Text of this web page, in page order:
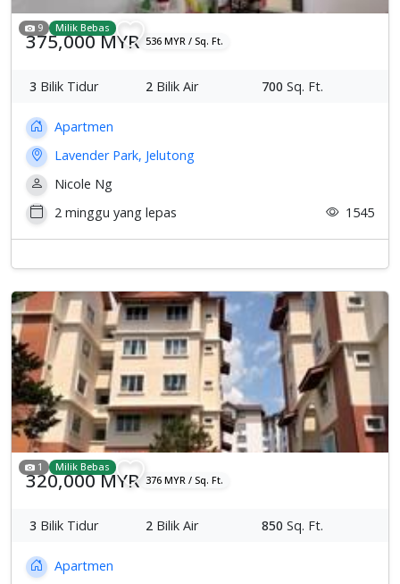
9 Milik Bebas
375,000 MYR 536 MYR / Sq. Ft.
3 Bilik Tidur 2 Bilik Air 700 Sq. Ft.
Apartmen
Lavender Park, Jelutong
Nicole Ng
2 minggu yang lepas
1545
1 Milik Bebas
320,000 MYR 376 MYR / Sq. Ft.
3 Bilik Tidur 2 Bilik Air 850 Sq. Ft.
Apartmen